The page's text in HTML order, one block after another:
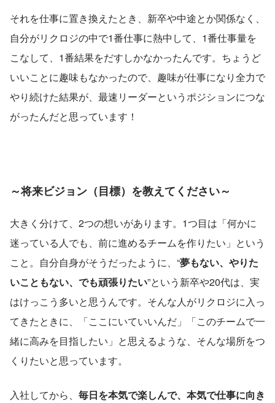
それを仕事に置き換えたとき、新卒や中途とか関係なく、
自分がリクロジの中で1番仕事に熱中して、1番仕事量を
こなして、1番結果をだすしかなかったんです。ちょうど
いいことに趣味もなかったので、趣味が仕事になり全力で
やり続けた結果が、最速リーダーというポジションにつな
がったんだと思っています！
～将来ビジョン（目標）を教えてください～
大きく分けて、2つの想いがあります。1つ目は「何かに
迷っている人でも、前に進めるチームを作りたい」という
こと。自分自身がそうだったように、“夢もない、やりた
いこともない、でも頑張りたい”という新卒や20代は、実
はけっこう多いと思うんです。そんな人がリクロジに入っ
てきたときに、「ここにいていいんだ」「このチームで一
緒に高みを目指したい」と思えるような、そんな場所をつ
くりたいと思っています。
入社してから、 毎日を本気で楽しんで、本気で仕事に向き